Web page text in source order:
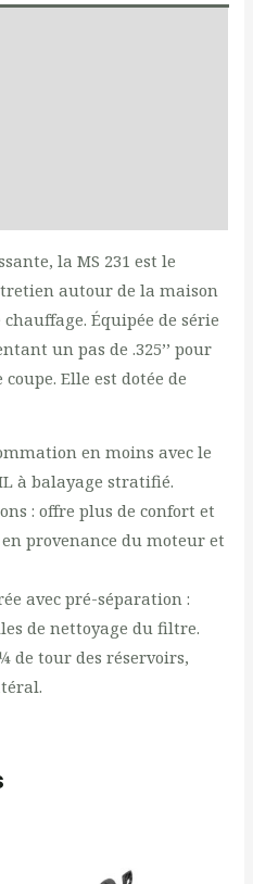
la MS 231 est le
autour de la maison
Équipée de série
un pas de .325’’ pour
Elle est dotée de
en moins avec le
à balayage stratifié.
: offre plus de confort et
provenance du moteur et
avec pré-séparation :
de nettoyage du filtre.
de tour des réservoirs,